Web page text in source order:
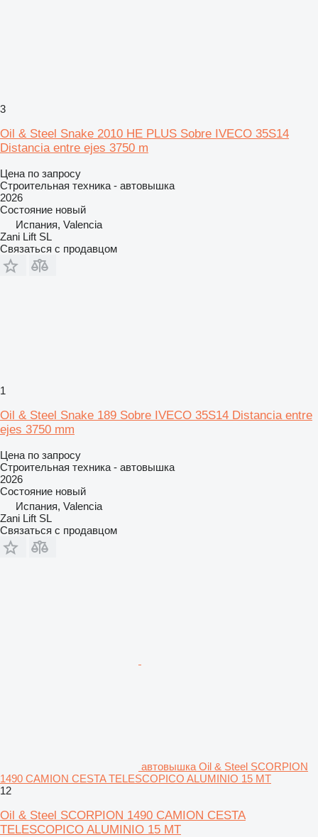
3
Oil & Steel Snake 2010 HE PLUS Sobre IVECO 35S14
Distancia entre ejes 3750 m
Цена по запросу
Строительная техника - автовышка
2026
Состояние новый
Испания, Valencia
Zani Lift SL
Связаться с продавцом
1
Oil & Steel Snake 189 Sobre IVECO 35S14 Distancia entre
ejes 3750 mm
Цена по запросу
Строительная техника - автовышка
2026
Состояние новый
Испания, Valencia
Zani Lift SL
Связаться с продавцом
автовышка Oil & Steel SCORPION
1490 CAMION CESTA TELESCOPICO ALUMINIO 15 MT
12
Oil & Steel SCORPION 1490 CAMION CESTA
TELESCOPICO ALUMINIO 15 MT